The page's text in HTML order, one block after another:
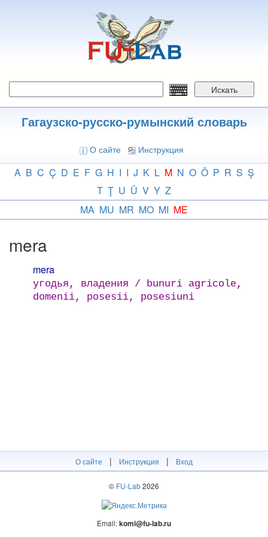
Искать
Гагаузско-русско-румынский словарь
О сайте Инструкция
A B C Ç D E F G H I I J K L M N O Ö P R S Ş
T Ţ U Ü V Y Z
MA MU MR MO MI ME
mera
mera
угодья, владения / bunuri agricole,
domenii, posesii, posesiuni
О сайте | Инструкция | Вход
© FU-Lab2026
Email:komi@fu-lab.ru